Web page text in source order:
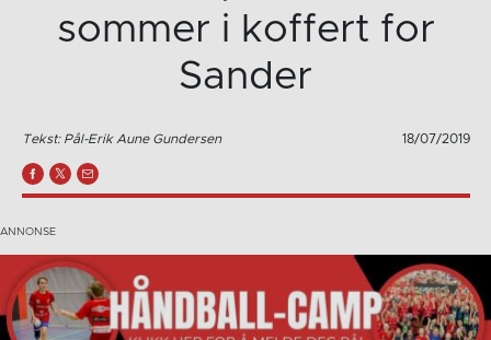
sommer i koffert for
Sander
Tekst: Pål-Erik Aune Gundersen 18/07/2019